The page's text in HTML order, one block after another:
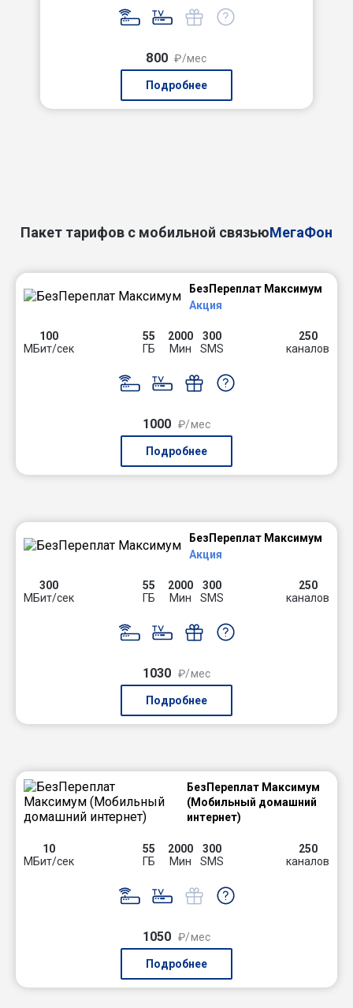
800 ₽/мес
Подробнее
Пакет тарифов с мобильной связьюМегаФон
БезПереплат Максимум
Акция
100
МБит/сек
55
ГБ
2000
Мин
300
SMS
250
каналов
1000 ₽/мес
Подробнее
БезПереплат Максимум
Акция
300
МБит/сек
55
ГБ
2000
Мин
300
SMS
250
каналов
1030 ₽/мес
Подробнее
БезПереплат Максимум
(Мобильный домашний
интернет)
10
МБит/сек
55
ГБ
2000
Мин
300
SMS
250
каналов
1050 ₽/мес
Подробнее